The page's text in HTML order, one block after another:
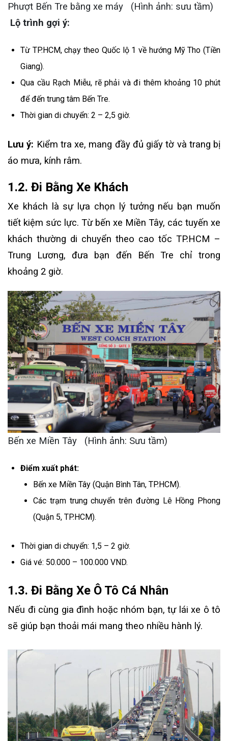
Phượt Bến Tre bằng xe máy (Hình ảnh: sưu tầm)
Lộ trình gợi ý:
Từ TP.HCM, chạy theo Quốc lộ 1 về hướng Mỹ Tho (Tiền
Giang).
Qua cầu Rạch Miễu, rẽ phải và đi thêm khoảng 10 phút
để đến trung tâm Bến Tre.
Thời gian di chuyển: 2 – 2,5 giờ.
Lưu ý: Kiểm tra xe, mang đầy đủ giấy tờ và trang bị
áo mưa, kính râm.
1.2. Đi Bằng Xe Khách
Xe khách là sự lựa chọn lý tưởng nếu bạn muốn
tiết kiệm sức lực. Từ bến xe Miền Tây, các tuyến xe
khách thường di chuyển theo cao tốc TP.HCM –
Trung Lương, đưa bạn đến Bến Tre chỉ trong
khoảng 2 giờ.
Bến xe Miền Tây (Hình ảnh: Sưu tầm)
Điểm xuất phát:
Bến xe Miền Tây (Quận Bình Tân, TP.HCM).
Các trạm trung chuyển trên đường Lê Hồng Phong
(Quận 5, TP.HCM).
Thời gian di chuyển: 1,5 – 2 giờ.
Giá vé: 50.000 – 100.000 VND.
1.3. Đi Bằng Xe Ô Tô Cá Nhân
Nếu đi cùng gia đình hoặc nhóm bạn, tự lái xe ô tô
sẽ giúp bạn thoải mái mang theo nhiều hành lý.